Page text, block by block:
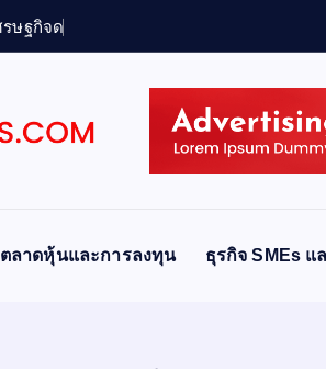
รษฐกจด
ตลาดหุ้นและการลงทุน ธุรกิจ SMEs แ